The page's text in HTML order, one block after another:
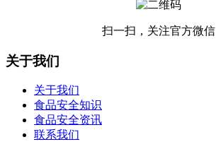
扫一扫，关注官方微信
关于我们
关于我们
食品安全知识
食品安全资讯
联系我们